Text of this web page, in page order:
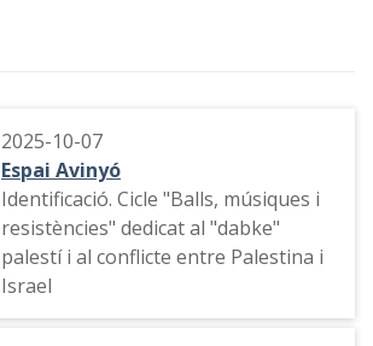
2025-10-07
Espai Avinyó
Identificació. Cicle "Balls, músiques i
resistències" dedicat al "dabke"
palestí i al conflicte entre Palestina i
Israel